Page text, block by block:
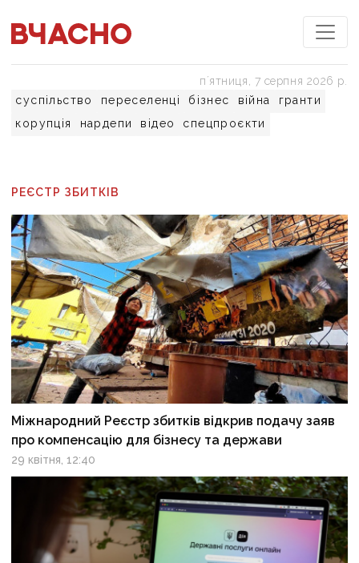
суспільство переселенці бізнес війна
гранти
корупція
нардепи відео спецпроєкти
пʼятниця, 7 серпня 2026 р.
РЕЄСТР ЗБИТКІВ
Міжнародний Реєстр збитків відкрив подачу заяв
про компенсацію для бізнесу та держави
29 квітня, 12:40